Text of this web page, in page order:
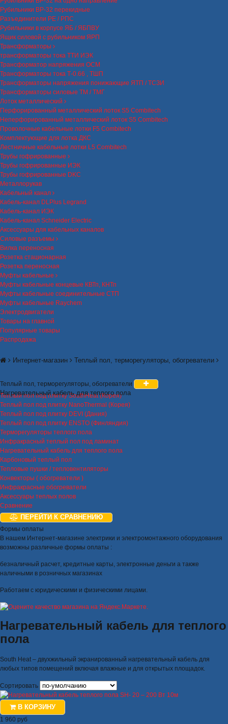
Рубильники ВР-32 перекидные
Разъединители РЕ / РПС
Рубильники в корпусе ЯБ / ЯБПВУ
Ящик силовой с рубильником ЯРП
Трансформаторы
трансформаторы тока ТТИ ИЭК
Трансформатор напряжения ОСМ
Трансформаторы тока Т-0.66 , ТШП
Трансформаторы напряжения понижающие ЯТП / ТСЗИ
Трансформаторы силовые ТМ / ТМГ
Лоток металлический
Перфорированный металлический лоток S5 Combitech
Неперфорированный металлический лоток S5 Combitech
Проволочные кабельные лотки F5 Combitech
Комплектующие для лотка ДКС
Лестничные кабельные лотки L5 Combitech
Трубы гофрированные
Трубы гофрированные ИЭК
Трубы гофрированные DKC
Металлорукав
Кабельный канал
Кабель-канал DLPlus Legrand
Кабель-канал ИЭК
Кабель-канал Schneider Electric
Аксессуары для кабельных каналов
Силовые разъемы
Вилка переносная
Розетка стационарная
Розетка переносная
Муфты кабельные
Муфты кабельные концевые КВТп, КНТп
Муфты кабельные соединительные СТП
Муфты кабельные Raychem
Электродвигатели
Товары на главной
Популярные товары
Распродажа
Интернет-магазин Теплый пол, терморегуляторы, обогреватели
Нагревательный кабель для теплого пола
Теплый пол, терморегуляторы, обогреватели
Теплый пол под плитку SouthHeat (Корея)
Теплый пол под плитку NanoThermal (Корея)
Теплый пол под плитку DEVI (Дания)
Теплый пол под плитку ENSTO (Финляндия)
Терморегуляторы теплого пола
Инфракрасный теплый пол под ламинат
Нагревательный кабель для теплого пола
Карбоновый теплый пол
Тепловые пушки / тепловентиляторы
Конвекторы ( обогреватели )
Инфракрасные обогреватели
Аксессуары теплых полов
Сравнение
ПЕРЕЙТИ К СРАВНЕНИЮ
Формы оплаты
В нашем Интернет-магазине электрики и электромонтажного оборудования
возможны различные формы оплаты :
безналичный расчет, кредитные карты, электронные деньги а также
наличными в розничных магазинах
Работаем с юридическими и физическими лицами.
Нагревательный кабель для теплого
пола
South Heat – двухжильный экранированный нагревательный кабель для
любых типов помещений включая влажные и для открытых площадок.
Сортировать
В КОРЗИНУ
1 960 руб